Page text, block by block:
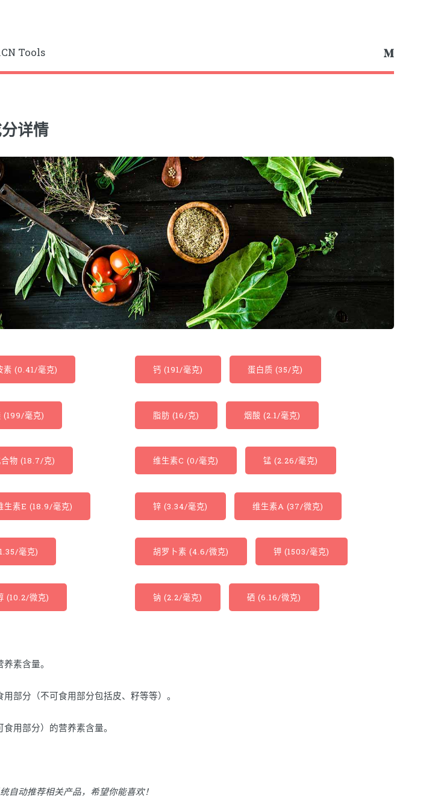
Tools
详情
素 (0.41/毫克) 钙 (191/毫克) 蛋白质 (35/克)
(199/毫克) 脂肪 (16/克) 烟酸 (2.1/毫克)
物 (18.7/克) 维生素C (0/毫克) 锰 (2.26/毫克)
生素E (18.9/毫克) 锌 (3.34/毫克) 维生素A (37/微克)
毫克) 胡罗卜素 (4.6/微克) 钾 (1503/毫克)
(10.2/微克) 钠 (2.2/毫克) 硒 (6.16/微克)
素含量。
部分（不可食用部分包括皮、籽等等）。
用部分）的营养素含量。
自动推荐相关产品，希望你能喜欢！